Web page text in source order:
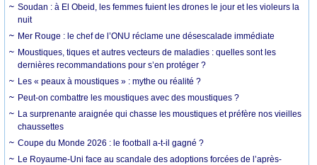
Soudan : à El Obeid, les femmes fuient les drones le jour et les violeurs la
nuit
Mer Rouge : le chef de l’ONU réclame une désescalade immédiate
Moustiques, tiques et autres vecteurs de maladies : quelles sont les
dernières recommandations pour s’en protéger ?
Les « peaux à moustiques » : mythe ou réalité ?
Peut-on combattre les moustiques avec des moustiques ?
La surprenante araignée qui chasse les moustiques et préfère nos vieilles
chaussettes
Coupe du Monde 2026 : le football a-t-il gagné ?
Le Royaume-Uni face au scandale des adoptions forcées de l’après-